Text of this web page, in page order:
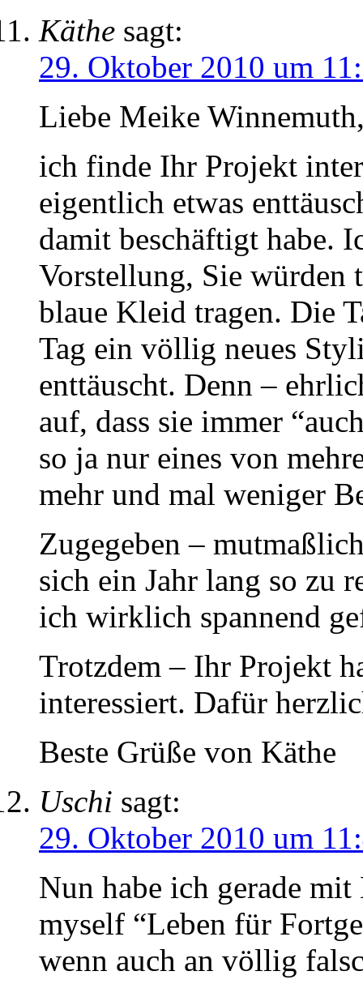
Käthe sagt:
29. Oktober 2010 um
Liebe Meike
ich finde Ihr Projekt
eigentlich etwas
damit beschäftigt habe.
Vorstellung, Sie würden
blaue Kleid tragen. Die
Tag ein völlig neues
enttäuscht. Denn –
auf, dass sie immer
so ja nur eines von
mehr und mal weniger
Zugegeben –
sich ein Jahr lang so zu
ich wirklich spannend
Trotzdem – Ihr Projekt
interessiert. Dafür
Beste Grüße von Käthe
Uschi sagt:
29. Oktober 2010 um
Nun habe ich gerade
myself “Leben für
wenn auch an völlig